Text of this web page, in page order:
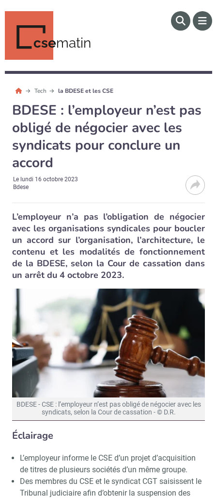
csematin
Tech la BDESE et les CSE
BDESE : l’employeur n’est pas
obligé de négocier avec les
syndicats pour conclure un
accord
Le lundi 16 octobre 2023
Bdese
L’employeur n’a pas l’obligation de négocier
avec les organisations syndicales pour boucler
un accord sur l’organisation, l’architecture, le
contenu et les modalités de fonctionnement
de la BDESE, selon la Cour de cassation dans
un arrêt du 4 octobre 2023.
BDESE - CSE : l’employeur n’est pas obligé de négocier avec les
syndicats, selon la Cour de cassation - © D.R.
Éclairage
L’employeur informe le CSE d’un projet d’acquisition
de titres de plusieurs sociétés d’un même groupe.
Des membres du CSE et le syndicat CGT saisissent le
Tribunal judiciaire afin d’obtenir la suspension des